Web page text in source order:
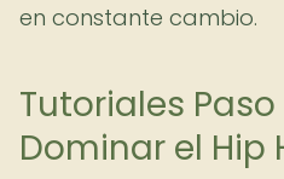
en constante cambio.
Tutoriales
Dominar el Hip